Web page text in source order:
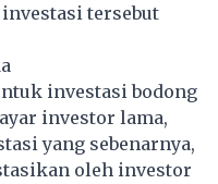
tersebut
investasi bodong
investor lama,
yang sebenarnya,
oleh investor